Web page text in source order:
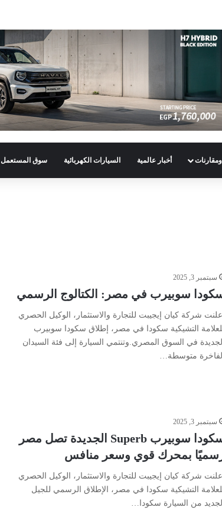
أخبار عالمية السيارات الكهربائية سوق المستعمل
سبتمبر 3, 2025
سوبيرب في مصر: الكتالوج الرسمي
أعلنت شركة كيان إيجيبت للتجارة والاستثمار، الوكيل الحصري
التشيكية سكودا في مصر، إطلاق سكودا سوبيرب
الجديدة في السوق المصري.وتنتمي السيارة إلى فئة السيدان
الفاخرة متوسطة…
سبتمبر 3, 2025
سكودا سوبيرب Superb الجديدة تصل مصر
بمحرك قوي وسعر منافس
أعلنت شركة كيان إيجيبت للتجارة والاستثمار، الوكيل الحصري
التشيكية سكودا في مصر، الإطلاق الرسمي للجيل
الجديد من السيارة سكودا…